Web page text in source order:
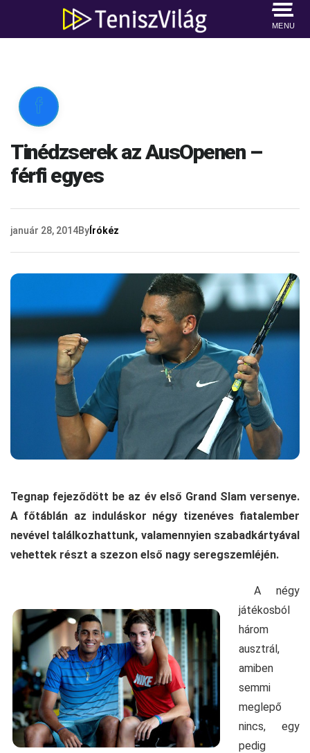
MENU

Tinédzserek az AusOpenen –
férfi egyes
január 28, 2014By Írókéz
Tegnap fejeződött be az év első Grand Slam versenye.
A főtáblán az induláskor négy tizenéves fiatalember
nevével találkozhattunk, valamennyien szabadkártyával
vehettek részt a szezon első nagy seregszemléjén.
A négy
játékosból
három
ausztrál,
amiben
semmi
meglepő
nincs, egy
pedig